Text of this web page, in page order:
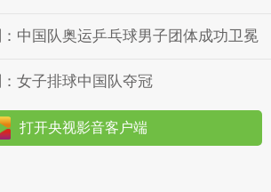
中国队奥运乒乓球男子团体成功卫冕
女子排球中国队夺冠
打开央视影音客户端